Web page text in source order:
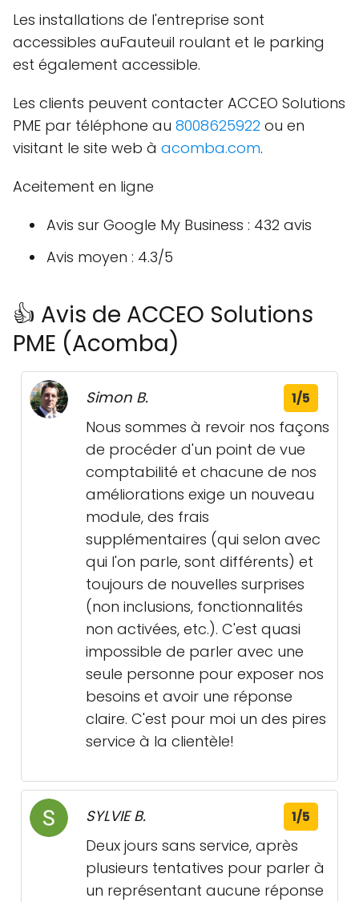
Les installations de l'entreprise sont
accessibles auFauteuil roulant et le parking
est également accessible.
Les clients peuvent contacter ACCEO Solutions
PME par téléphone au 8008625922 ou en
visitant le site web à acomba.com.
Aceitement en ligne
Avis sur Google My Business : 432 avis
Avis moyen : 4.3/5
👍 Avis de ACCEO Solutions
PME (Acomba)
Simon B. 1/5
Nous sommes à revoir nos façons
de procéder d'un point de vue
comptabilité et chacune de nos
améliorations exige un nouveau
module, des frais
supplémentaires (qui selon avec
qui l'on parle, sont différents) et
toujours de nouvelles surprises
(non inclusions, fonctionnalités
non activées, etc.). C'est quasi
impossible de parler avec une
seule personne pour exposer nos
besoins et avoir une réponse
claire. C'est pour moi un des pires
service à la clientèle!
SYLVIE B. 1/5
Deux jours sans service, après
plusieurs tentatives pour parler à
un représentant aucune réponse